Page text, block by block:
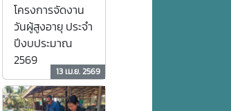
โครงการจัดงาน
วันผู้สูงอายุ ประจำ
ปีงบประมาณ
2569
13 เม.ย. 2569